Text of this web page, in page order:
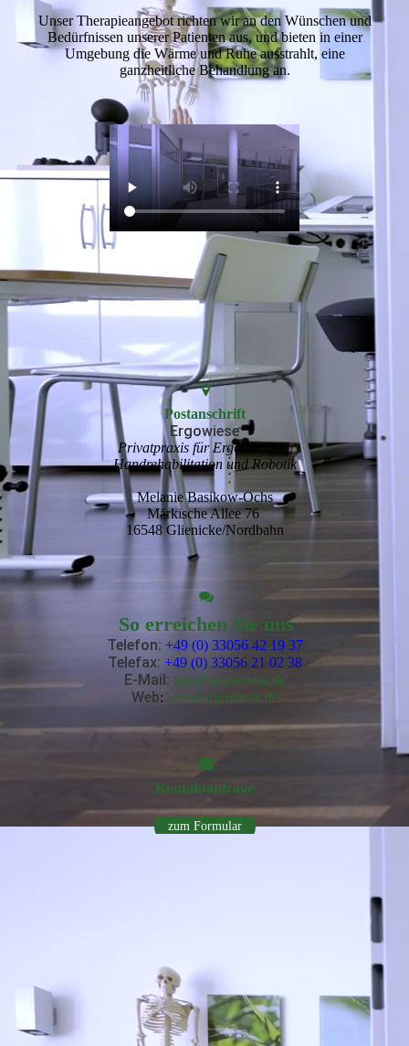
Unser Therapieangebot richten wir an den Wünschen und
Bedürfnissen unserer Patienten aus, und bieten in einer
Umgebung die Wärme und Ruhe ausstrahlt, eine
ganzheitliche Behandlung an.
Postanschrift
Ergowiese
Privatpraxis für Ergotherapie,
Handrehabilitation und Robotik
Melanie Basikow-Ochs
Märkische Allee 76
16548 Glienicke/Nordbahn
So erreichen Sie uns
Telefon: +49 (0) 33056 42 19 37
Telefax: +49 (0) 33056 21 02 38
E-Mail : info@ergowiese.de
Web: www.ergowiese.de
Kontakt­anfrage
zum Formular